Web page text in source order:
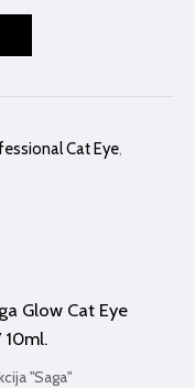
Cat Eye,
"Saga"